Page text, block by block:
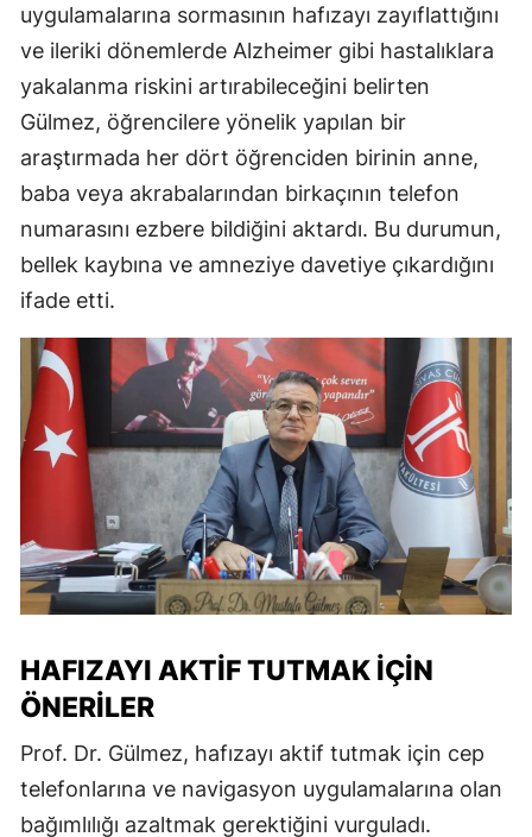
uygulamalarına sormasının hafızayı zayıflattığını
ve ileriki dönemlerde Alzheimer gibi hastalıklara
yakalanma riskini artırabileceğini belirten
Gülmez, öğrencilere yönelik yapılan bir
araştırmada her dört öğrenciden birinin anne,
baba veya akrabalarından birkaçının telefon
numarasını ezbere bildiğini aktardı. Bu durumun,
bellek kaybına ve amneziye davetiye çıkardığını
ifade etti.
HAFIZAYI AKTIF TUTMAK İÇIN
ÖNERILER
Prof. Dr. Gülmez, hafızayı aktif tutmak için cep
telefonlarına ve navigasyon uygulamalarına olan
bağımlılığı azaltmak gerektiğini vurguladı.